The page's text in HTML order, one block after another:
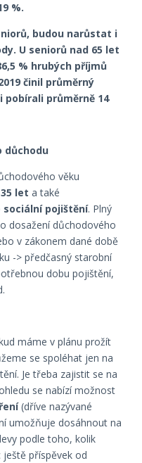
%.
budou narůstat i
U seniorů nad 65 let
% hrubých příjmů
činil průměrný
pobírali průměrně 14
důchodu
věku
let a také
pojištění. Plný
dosažení důchodového
v zákonem dané době
-> předčasný starobní
dobu pojištění,
máme v plánu prožít
se spoléhat jen na
Je třeba zajistit se na
se nabízí možnost
(dříve nazývané
umožňuje dosáhnout na
podle toho, kolik
ještě příspěvek od